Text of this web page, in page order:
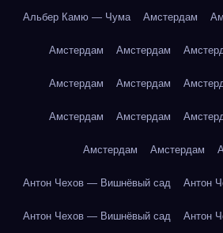
Альбер Камю — Чума Амстердам
Амстердам Амстердам
Амстердам Амстердам
Амстердам Амстердам
Амстердам Амстердам
Антон Чехов — Вишнёвый сад Антон
Антон Чехов — Вишнёвый сад Антон